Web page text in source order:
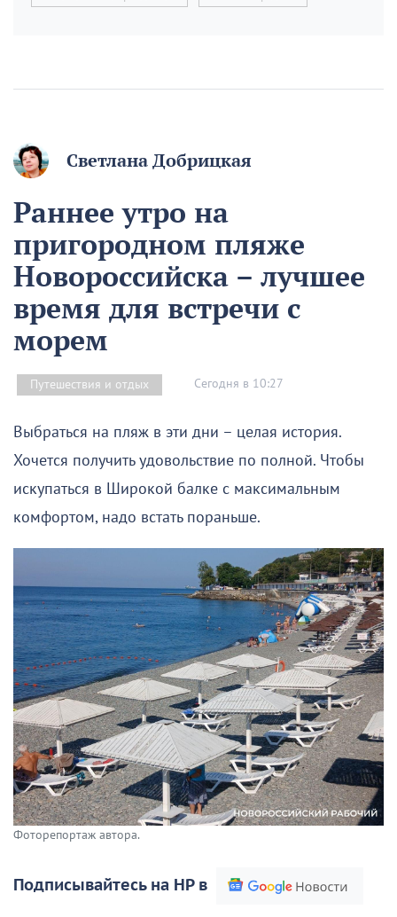
Светлана Добрицкая
Раннее утро на
пригородном пляже
Новороссийска – лучшее
время для встречи с
морем
Путешествия и отдых Сегодня в 10:27
Выбраться на пляж в эти дни – целая история.
Хочется получить удовольствие по полной. Чтобы
искупаться в Широкой балке с максимальным
комфортом, надо встать пораньше.
Фоторепортаж автора.
Подписывайтесь на НР в